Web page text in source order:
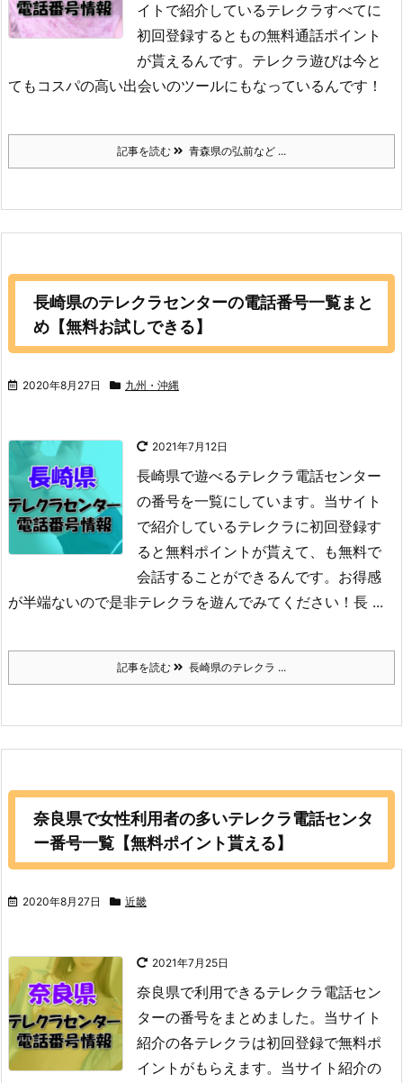
イトで紹介しているテレクラすべてに
初回登録するともの無料通話ポイント
が貰えるんです。テレクラ遊びは今と
てもコスパの高い出会いのツールにもなっているんです！
記事を読む 青森県の弘前など ...
長崎県のテレクラセンターの電話番号一覧まと
め【無料お試しできる】
2020年8月27日 九州・沖縄
2021年7月12日
長崎県で遊べるテレクラ電話センター
の番号を一覧にしています。当サイト
で紹介しているテレクラに初回登録す
ると無料ポイントが貰えて、も無料で
会話することができるんです。お得感
が半端ないので是非テレクラを遊んでみてください！ 長 ...
記事を読む 長崎県のテレクラ ...
奈良県で女性利用者の多いテレクラ電話センタ
ー番号一覧【無料ポイント貰える】
2020年8月27日 近畿
2021年7月25日
奈良県で利用できるテレクラ電話セン
ターの番号をまとめました。当サイト
紹介の各テレクラは初回登録で無料ポ
イントがもらえます。当サイト紹介の